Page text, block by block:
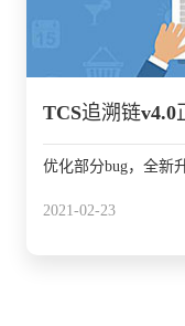
TCS追溯链v4.0
优化部分bug，全新
2021-02-23